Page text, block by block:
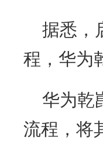
据悉，
程，华为
华为乾
流程，将